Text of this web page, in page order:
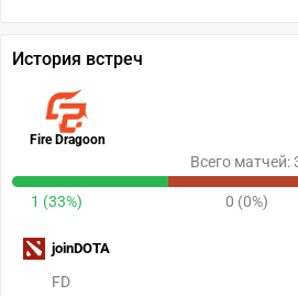
История встреч
Fire Dragoon
Всего матчей:
1 (33%) 0 (0%)
FD
joinDOTA